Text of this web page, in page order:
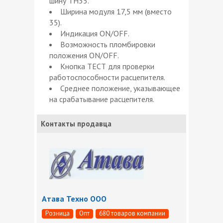
Ширина модуля 17,5 мм (вместо
35).
Индикация ON/OFF.
Возможность пломбировки
положения ON/OFF.
Кнопка ТЕСТ для проверки
работоспособности расцепителя.
Среднее положение, указывающее
на срабатывание расцепителя.
Контакты продавца
Атава Техно ООО
Розница Опт 680 товаров компании